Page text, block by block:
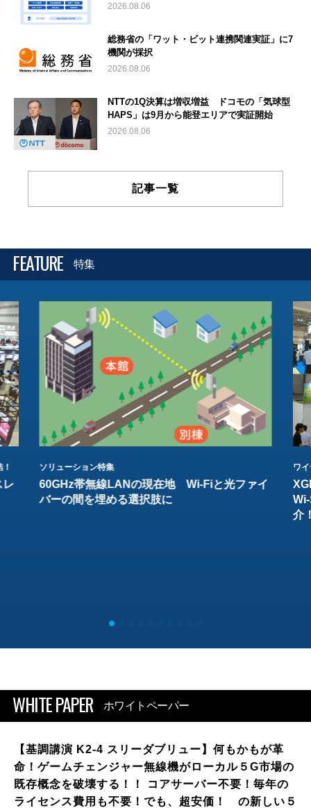
2026.08.06
総務省の「ワット・ビット連携関連実証」に7
機関が採択
2026.08.06
NTTの1Q決算は増収増益 ドコモの「気球型
HAPS」は9月から能登エリアで実証開始
2026.08.06
記事一覧
FEATURE 特集
レ
ソリューション特集
60GHz帯無線LANの現在地 Wi-Fiと光ファイ
バーの間を埋める選択肢に
ワ
介
WHITE PAPER ホワイトペーパー
【基調講演 K2-4 スリーダブリュー】何もかもが革
命！ゲームチェンジャー無線機がローカル５G市場の
既存概念を破壊する！！ コアサーバー不要！毎年の
ライセンス費用も不要！でも、超安価！ の新しい５